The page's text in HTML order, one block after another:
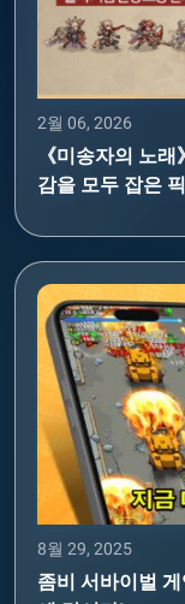
2월 06, 2026
《미송자의 노
감을 모두 잡은
8월 29, 2025
좀비 서바이벌